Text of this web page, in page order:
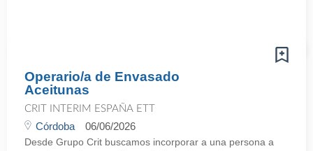
Operario/a de Envasado
Aceitunas
CRIT INTERIM ESPAÑA ETT
Córdoba 06/06/2026
Desde Grupo Crit buscamos incorporar a una persona a